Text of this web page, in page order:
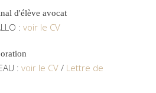
d'élève avocat
: voir le CV
: voir le CV / Lettre de